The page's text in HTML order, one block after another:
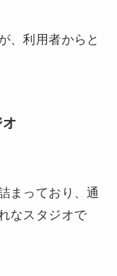
、利用者からと
まっており、通
なスタジオで